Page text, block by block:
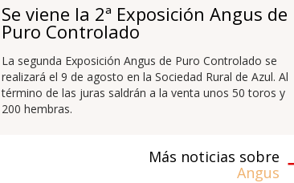
Se viene la 2ª Exposición Angus de
Puro Controlado
La segunda Exposición Angus de Puro Controlado se
realizará el 9 de agosto en la Sociedad Rural de Azul. Al
término de las juras saldrán a la venta unos 50 toros y
200 hembras.
Más noticias sobre
Angus